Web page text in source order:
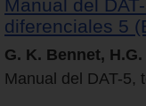
Manual del
diferenciales 5
G. K. Bennet,
Manual del DAT-5,